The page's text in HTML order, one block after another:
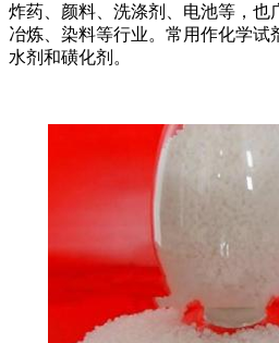
炸药、颜料、洗涤剂、电池等，也
冶炼、染料等行业。常用作化学试
水剂和磺化剂。